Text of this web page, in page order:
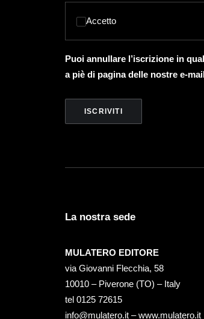
Accetto
Puoi annullare l’iscrizione in
a piè di pagina delle nostre e-
La nostra sede
MULATERO EDITORE
via Giovanni Flecchia, 58
10010 – Piverone (TO) – Italy
tel ‭0125 72615‬
info@mulatero.it –www.mulatero.it